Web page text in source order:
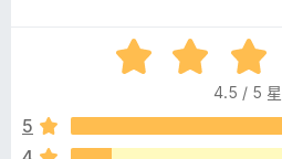
览
器
附
加
e
评
分
.
4.5 / 5 星
5